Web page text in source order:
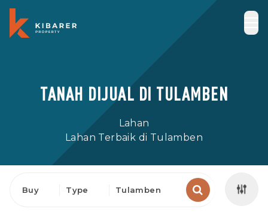
TANAH DIJUAL DI TULAMBEN
Lahan
Lahan Terbaik di Tulamben
Buy Type Tulamben